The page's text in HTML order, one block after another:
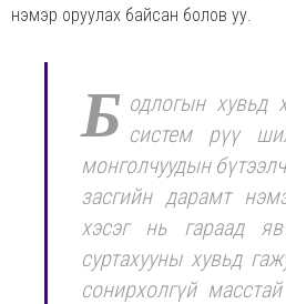
нэмэр оруулах байсан болов уу.
Б одлогын хувьд
систем рүү
монголчуудын
засгийн дарамт
хэсэг нь гараад
суртахууны хувьд
сонирхолгүй